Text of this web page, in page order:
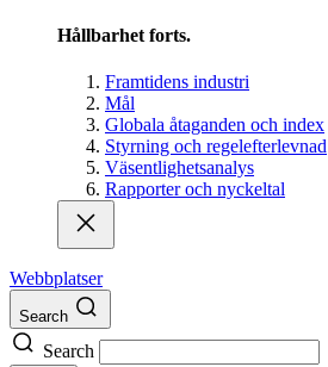
Hållbarhet forts.
Framtidens industri
Mål
Globala åtaganden och index
Styrning och regelefterlevnad
Väsentlighetsanalys
Rapporter och nyckeltal
Webbplatser
Search
Search